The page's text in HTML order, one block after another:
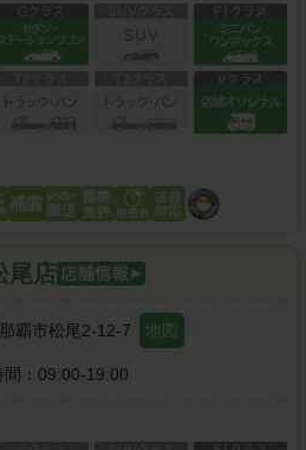
尾店
覇市松尾2-12-7 地図
： 09:00-19:00